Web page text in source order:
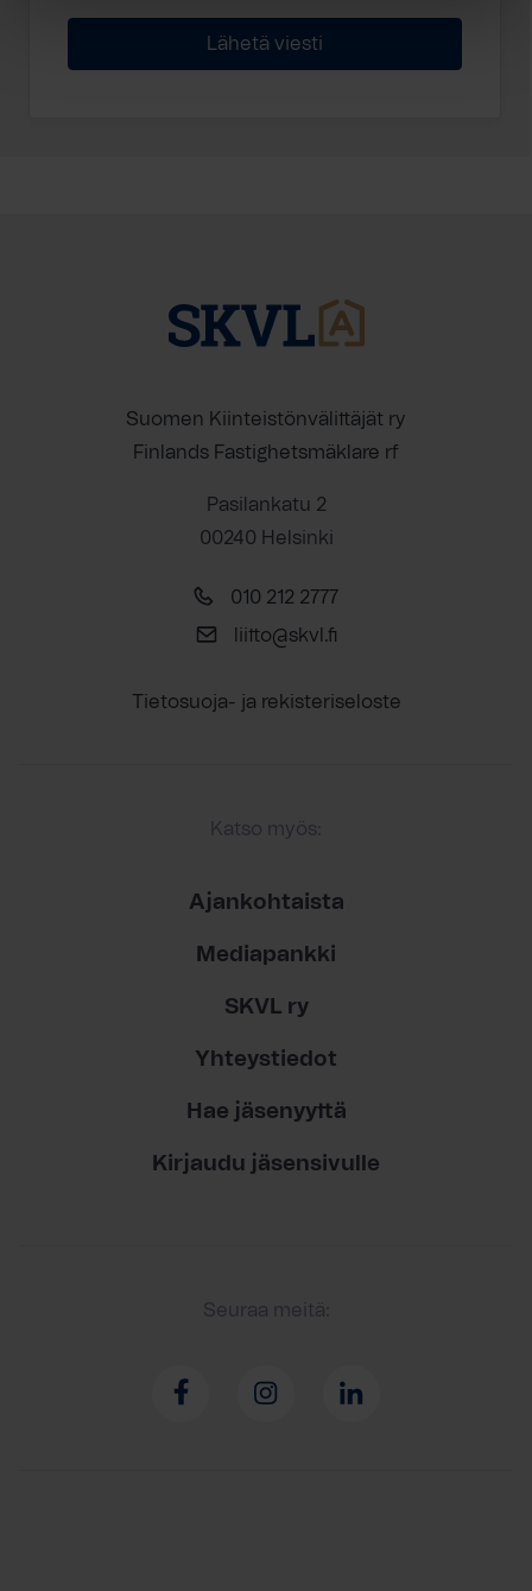
Suomen Kiinteistönvälittäjät ry
Finlands Fastighetsmäklare rf
Pasilankatu 2
00240 Helsinki
010 212 2777
liitto@skvl.fi
Tietosuoja- ja rekisteriseloste
Katso myös:
Ajankohtaista
Mediapankki
SKVL ry
Yhteystiedot
Hae jäsenyyttä
Kirjaudu jäsensivulle
Seuraa meitä: